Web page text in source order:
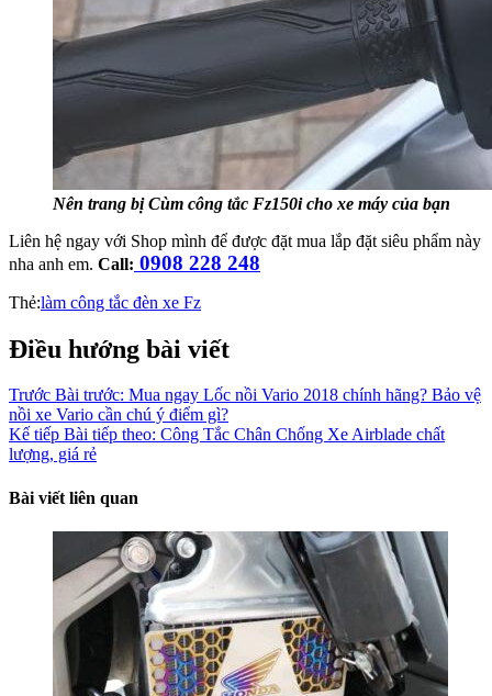
Nên trang bị Cùm công tắc Fz150i cho xe máy của bạn
Liên hệ ngay với Shop mình để được đặt mua lắp đặt siêu phẩm này
nha anh em. Call: 0908 228 248
Thẻ:làm công tắc đèn xe Fz
Điều hướng bài viết
Trước Bài trước: Mua ngay Lốc nồi Vario 2018 chính hãng? Bảo vệ
nồi xe Vario cần chú ý điểm gì?
Kế tiếp Bài tiếp theo: Công Tắc Chân Chống Xe Airblade chất
lượng, giá rẻ
Bài viết liên quan